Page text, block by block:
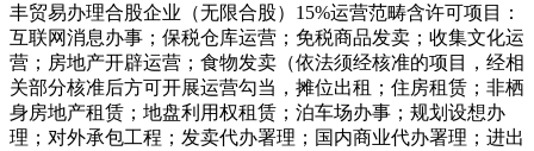
丰贸易办理合股企业（无限合股）15%运营范畴含许可项目：
互联网消息办事；保税仓库运营；免税商品发卖；收集文化运
营；房地产开辟运营；食物发卖（依法须经核准的项目，经相
关部分核准后方可开展运营勾当，摊位出租；住房租赁；非栖
身房地产租赁；地盘利用权租赁；泊车场办事；规划设想办
理；对外承包工程；发卖代办署理；国内商业代办署理；进出